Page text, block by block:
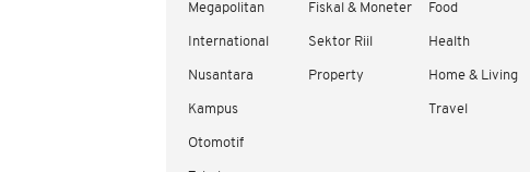
Megapolitan
International
Nusantara
Kampus
Otomotif
Fiskal & Moneter
Sektor Riil
Property
Food
Health
Home & Living
Travel